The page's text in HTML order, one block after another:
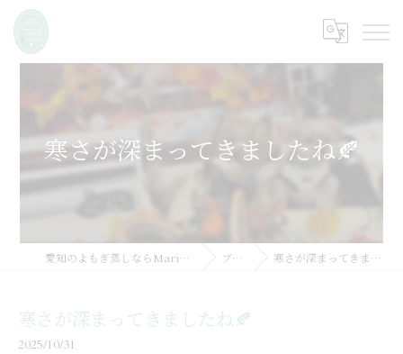
寒さが深まってきましたね🍂
愛知のよもぎ蒸しならMarine SSOOK ブログ 寒さが深まってきましたね🍂
寒さが深まってきましたね🍂
2025/10/31